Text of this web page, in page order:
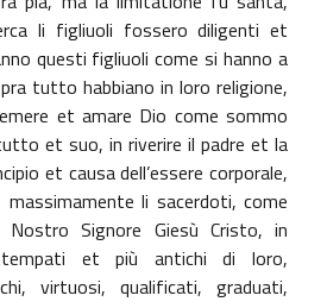
li figliuoli fossero diligenti et
questi figliuoli come si hanno a
tutto habbiano in loro religione,
et amare Dio come sommo
et suo, in riverire il padre et la
et causa dell’essere corporale,
li sacerdoti, come
Signore Giesù Cristo, in
et più antichi di loro,
virtuosi, qualificati, graduati,